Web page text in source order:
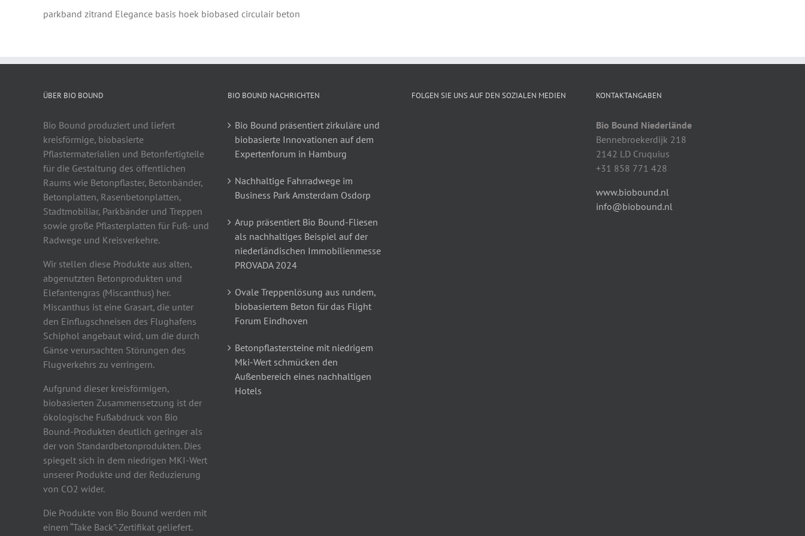
parkband zitrand Elegance basis hoek biobased circulair beton
ÜBER BIO BOUND
Bio Bound produziert und liefert
kreisförmige, biobasierte
Pflastermaterialien und Betonfertigteile
für die Gestaltung des öffentlichen
Raums wie Betonpflaster, Betonbänder,
Betonplatten, Rasenbetonplatten,
Stadtmobiliar, Parkbänder und Treppen
sowie große Pflasterplatten für Fuß- und
Radwege und Kreisverkehre.
Wir stellen diese Produkte aus alten,
abgenutzten Betonprodukten und
Elefantengras (Miscanthus) her.
Miscanthus ist eine Grasart, die unter
den Einflugschneisen des Flughafens
Schiphol angebaut wird, um die durch
Gänse verursachten Störungen des
Flugverkehrs zu verringern.
Aufgrund dieser kreisförmigen,
biobasierten Zusammensetzung ist der
ökologische Fußabdruck von Bio
Bound-Produkten deutlich geringer als
der von Standardbetonprodukten. Dies
spiegelt sich in dem niedrigen MKI-Wert
unserer Produkte und der Reduzierung
von CO2 wider.
Die Produkte von Bio Bound werden mit
einem “Take Back”-Zertifikat geliefert.
BIO BOUND NACHRICHTEN
Bio Bound präsentiert zirkuläre und
biobasierte Innovationen auf dem
Expertenforum in Hamburg
Nachhaltige Fahrradwege im
Business Park Amsterdam Osdorp
Arup präsentiert Bio Bound-Fliesen
als nachhaltiges Beispiel auf der
niederländischen Immobilienmesse
PROVADA 2024
Ovale Treppenlösung aus rundem,
biobasiertem Beton für das Flight
Forum Eindhoven
Betonpflastersteine mit niedrigem
Mki-Wert schmücken den
Außenbereich eines nachhaltigen
Hotels
FOLGEN SIE UNS AUF DEN SOZIALEN MEDIEN KONTAKTANGABEN
Bio Bound Niederlände
Bennebroekerdijk 218
2142 LD Cruquius
+31 858 771 428
www.biobound.nl
info@biobound.nl